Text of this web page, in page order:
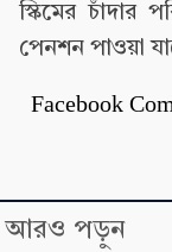
স্কিমের চাঁদার
পেনশন পাওয়া
Facebook
আরও পড়ুন